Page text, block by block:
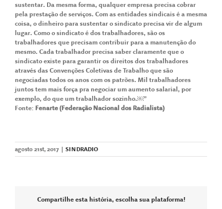
sustentar. Da mesma forma, qualquer empresa precisa cobrar
pela prestação de serviços. Com as entidades sindicais é a mesma
coisa, o dinheiro para sustentar o sindicato precisa vir de algum
lugar. Como o sindicato é dos trabalhadores, são os
trabalhadores que precisam contribuir para a manutenção do
mesmo. Cada trabalhador precisa saber claramente que o
sindicato existe para garantir os direitos dos trabalhadores
através das Convenções Coletivas de Trabalho que são
negociadas todos os anos com os patrões. Mil trabalhadores
juntos tem mais força pra negociar um aumento salarial, por
exemplo, do que um trabalhador sozinho.￼”
Fonte: Fenarte (Federação Nacional dos Radialista)
agosto 21st, 2017 SINDRADIO
Compartilhe esta história, escolha sua plataforma!